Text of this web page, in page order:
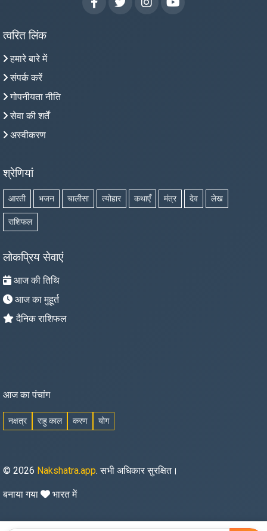
त्वरित लिंक
हमारे बारे में
संपर्क करें
गोपनीयता नीति
सेवा की शर्तें
अस्वीकरण
श्रेणियां
आरती भजन चालीसा त्योहार कथाएँ मंत्र देव लेख
राशिफल
लोकप्रिय सेवाएं
आज की तिथि
आज का मुहूर्त
दैनिक राशिफल
आज का पंचांग
नक्षत्र राहु काल करण योग
© 2026 Nakshatra.app. सभी अधिकार सुरक्षित।
बनाया गया भारत में